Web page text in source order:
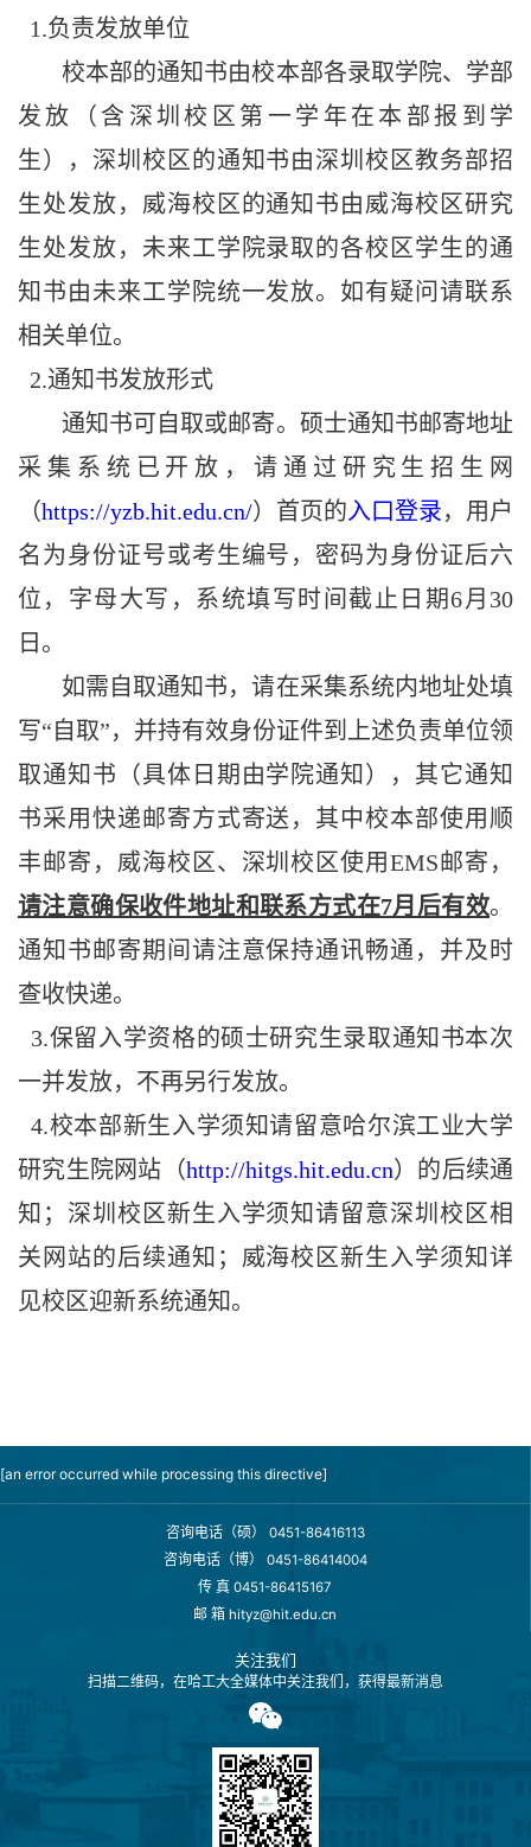
1.负责发放单位
校本部的通知书由校本部各录取学院、学部
发放（含深圳校区第一学年在本部报到学
生），深圳校区的通知书由深圳校区教务部招
生处发放，威海校区的通知书由威海校区研究
生处发放，未来工学院录取的各校区学生的通
知书由未来工学院统一发放。如有疑问请联系
相关单位。
2.通知书发放形式
通知书可自取或邮寄。硕士通知书邮寄地址
采集系统已开放，请通过研究生招生网
（https://yzb.hit.edu.cn/）首页的入口登录，用户
名为身份证号或考生编号，密码为身份证后六
位，字母大写，系统填写时间截止日期6月 30
日。
如需自取通知书，请在采集系统内地址处填
写“自取”，并持有效身份证件到上述负责单位领
取通知书（具体日期由学院通知），其它通知
书采用快递邮寄方式寄送，其中校本部使用顺
丰邮寄，威海校区、深圳校区使用EMS邮寄，
请注意确保收件地址和联系方式在7月后有效。
通知书邮寄期间请注意保持通讯畅通，并及时
查收快递。
3.保留入学资格的硕士研究生录取通知书本次
一并发放，不再另行发放。
4.校本部新生入学须知请留意哈尔滨工业大学
研究生院网站（http://hitgs.hit.edu.cn）的后续通
知；深圳校区新生入学须知请留意深圳校区相
关网站的后续通知；威海校区新生入学须知详
见校区迎新系统通知。
[an error occurred while processing this directive]
咨询电话（硕） 0451-86416113
咨询电话（博） 0451-86414004
传 真 0451-86415167
邮 箱 hityz@hit.edu.cn
关注我们
扫描二维码，在哈工大全媒体中关注我们，获得最新消息